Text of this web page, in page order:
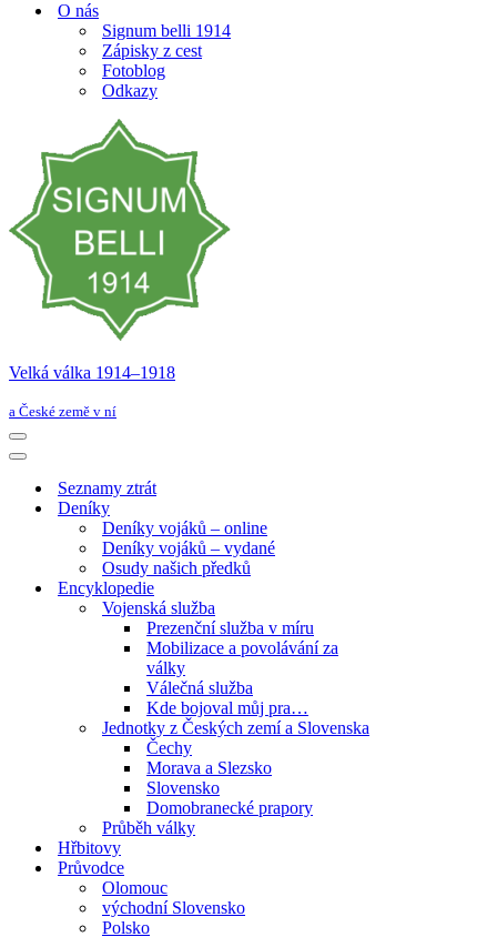
O nás
Signum belli 1914
Zápisky z cest
Fotoblog
Odkazy
Velká válka 1914–⁠⁠⁠⁠⁠⁠1918
a České země v ní
Navigační
menu
Navigační
Seznamy ztrát
Deníky
Deníky vojáků – online
Deníky vojáků – vydané
Osudy našich předků
Encyklopedie
Vojenská služba
Prezenční služba v míru
Mobilizace a povolávání za
války
Válečná služba
Kde bojoval můj pra…
Jednotky z Českých zemí a Slovenska
Čechy
Morava a Slezsko
Slovensko
Domobranecké prapory
Průběh války
Hřbitovy
Průvodce
Olomouc
východní Slovensko
Polsko